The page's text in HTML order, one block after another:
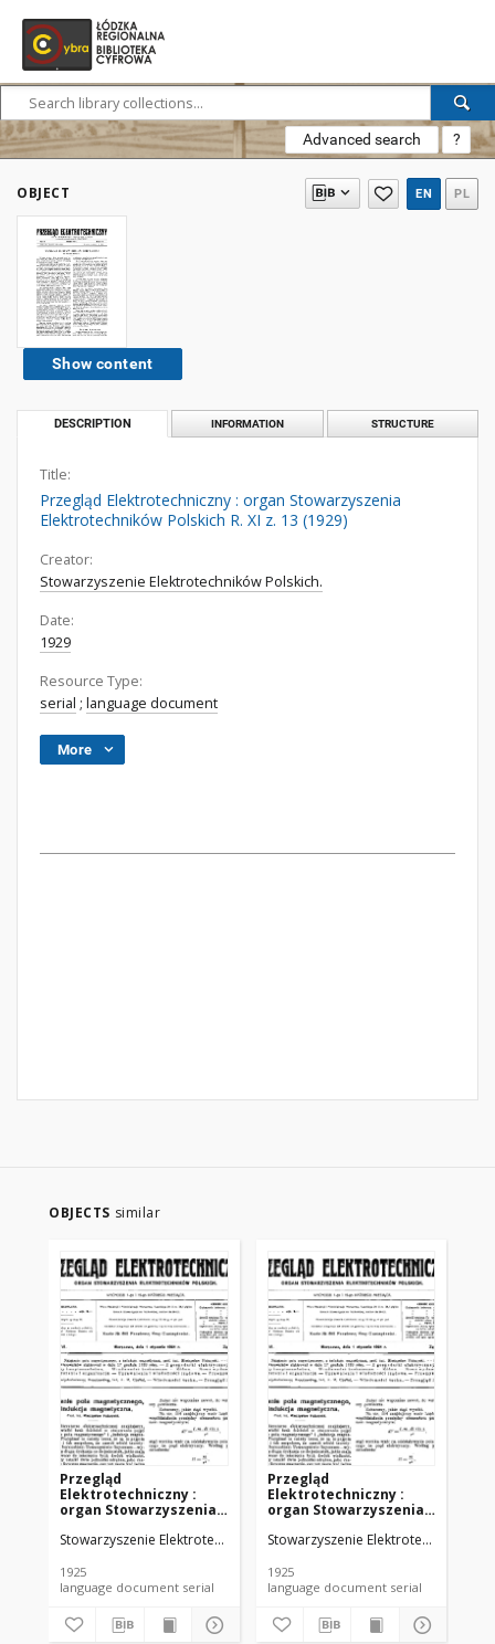
Advanced search ?
OBJECT EN PL
Show content
DESCRIPTION INFORMATION STRUCTURE
Title:
Przegląd Elektrotechniczny : organ Stowarzyszenia
Elektrotechników Polskich R. XI z. 13 (1929)
Creator:
Stowarzyszenie Elektrotechników Polskich.
Date:
1929
Resource Type:
serial ; language document
More
OBJECTS similar
Przegląd
Elektrotechniczny :
organ Stowarzyszenia
Polskich R. VII z. 22
Stowarzyszenie Elektrotechników Polskich.
1925
language document serial
Przegląd
Elektrotechniczny :
organ Stowarzyszenia
Polskich R. VII z. 23
Stowarzyszenie Elektrotechników
1925
language document serial